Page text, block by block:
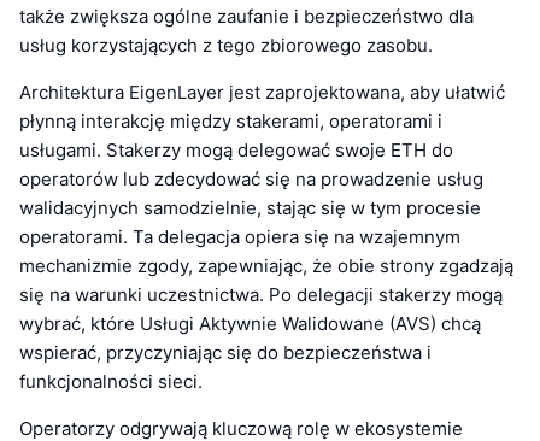
także zwiększa ogólne zaufanie i bezpieczeństwo dla
usług korzystających z tego zbiorowego zasobu.
Architektura EigenLayer jest zaprojektowana, aby ułatwić
płynną interakcję między stakerami, operatorami i
usługami. Stakerzy mogą delegować swoje ETH do
operatorów lub zdecydować się na prowadzenie usług
walidacyjnych samodzielnie, stając się w tym procesie
operatorami. Ta delegacja opiera się na wzajemnym
mechanizmie zgody, zapewniając, że obie strony zgadzają
się na warunki uczestnictwa. Po delegacji stakerzy mogą
wybrać, które Usługi Aktywnie Walidowane (AVS) chcą
wspierać, przyczyniając się do bezpieczeństwa i
funkcjonalności sieci.
Operatorzy odgrywają kluczową rolę w ekosystemie